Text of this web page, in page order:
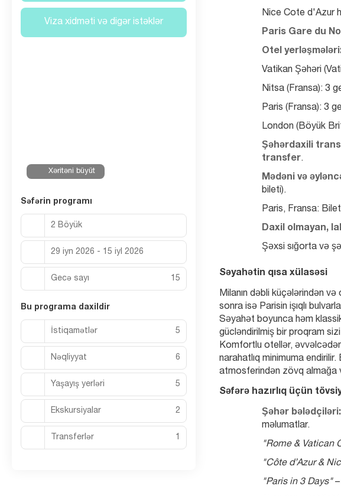
Nice Cote d'Azur
Paris Gare du
Otel
Vatikan Şəhəri
Nitsa (Fransa): 3
Paris (Fransa): 3
London (Böyük
Şəhərdaxili
transfer.
Mədəni və
bileti).
Paris, Fransa:
Daxil olmayan,
Şəxsi sığorta və
Səyahətin qısa xülasəsi
Milanın dəbli küçələrindən
sonra isə Parisin işıqlı
Səyahət boyunca həm
gücləndirilmiş bir proqram
Komfortlu otellər,
narahatlıq minimuma
atmosferindən zövq almağa
Səfərə hazırlıq üçün
Şəhər bələdçiləri:
məlumatlar.
"Rome & Vatican
"Côte d’Azur &
"Paris in 3 Days" –
Viza xidməti və digər istəklər
Xəritəni büyüt
Səfərin programı
2 Böyük
29 iyn 2026 - 15 iyl 2026
Gecə sayı 15
Bu programa daxildir
İstiqamətlər 5
Nəqliyyat 6
Yaşayış yerləri 5
Ekskursiyalar 2
Transferlər 1